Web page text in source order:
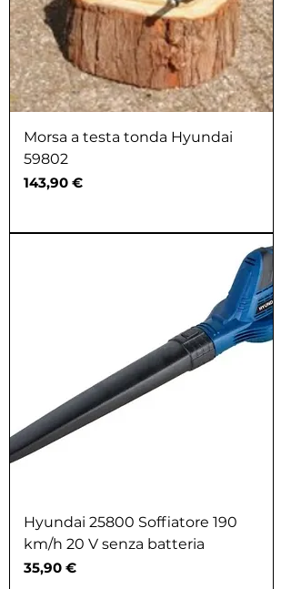
Morsa a testa tonda Hyundai
59802
Prezzo
143,90 €
Hyundai 25800 Soffiatore 190
km/h 20 V senza batteria
Prezzo
35,90 €